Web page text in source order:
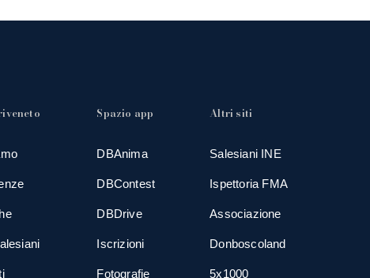
Spazio app
DBAnima
DBContest
DBDrive
Iscrizioni
Fotografie
Altri siti
Salesiani INE
Ispettoria FMA
Associazione
Donboscoland
5x1000